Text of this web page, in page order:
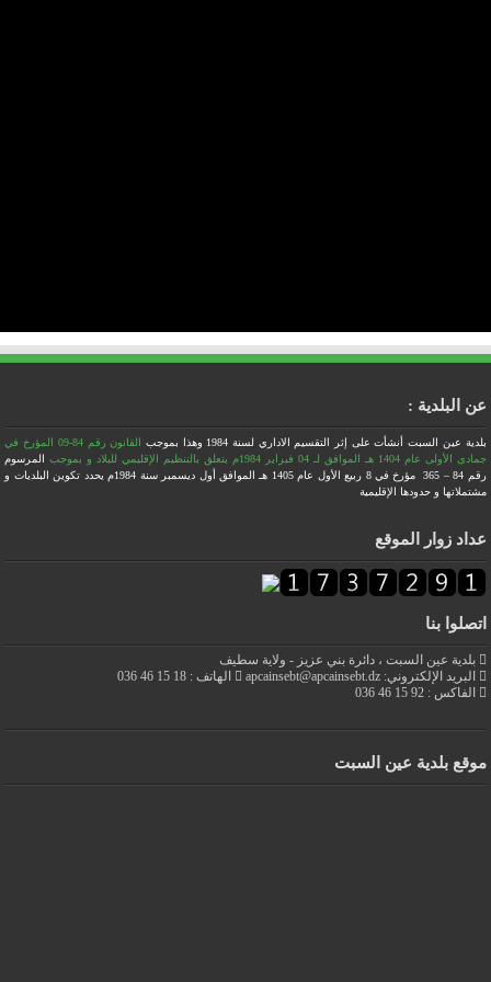
عن البلدية :
بلدية عين السبت أنشأت على إثر التقسيم الاداري لسنة 1984 وهذا بموجب
القانون رقم 84-09 المؤرخ في
جمادى الأولى عام 1404 هـ الموافق لـ 04 فبراير 1984م يتعلق بالتنظيم الإقليمي للبلاد
و بموجب المرسوم
رقم 84 – 365 مؤرخ في 8 ربيع الأول عام 1405 هـ الموافق أول ديسمبر سنة 1984م يحدد تكوين البلديات و
مشتملاتها و حدودها الإقليمية
عداد زوار الموقع
اتصلوا بنا
بلدية عين السبت ، دائرة بني عزيز - ولاية سطيف
البريد الإلكتروني: apcainsebt@apcainsebt.dz
الهاتف : 18 15 46 036
الفاكس : 92 15 46 036
موقع بلدية عين السبت